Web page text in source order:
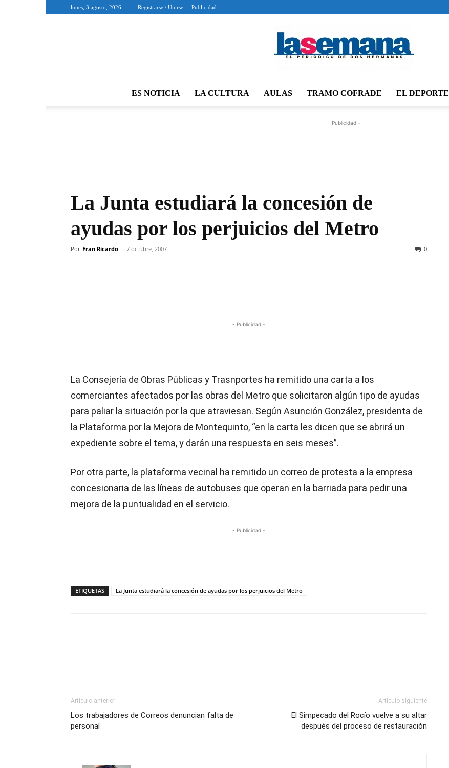
lunes, 3 agosto, 2026 Registrarse / Unirse Publicidad
Semana
ES NOTICIA LA CULTURA AULAS TRAMO COFRADE EL DEPORTE
- Publicidad -
La Junta estudiará la concesión de
ayudas por los perjuicios del Metro
Por Fran Ricardo - 7 octubre, 2007 0
- Publicidad -
La Consejería de Obras Públicas y Trasnportes ha remitido una carta a los
comerciantes afectados por las obras del Metro que solicitaron algún tipo de ayudas
para paliar la situación por la que atraviesan. Según Asunción González, presidenta de
la Plataforma por la Mejora de Montequinto, “en la carta les dicen que se abrirá un
expediente sobre el tema, y darán una respuesta en seis meses”.
Por otra parte, la plataforma vecinal ha remitido un correo de protesta a la empresa
concesionaria de las líneas de autobuses que operan en la barriada para pedir una
mejora de la puntualidad en el servicio.
- Publicidad -
ETIQUETAS La Junta estudiará la concesión de ayudas por los perjuicios del Metro
Artículo anterior
Los trabajadores de Correos denuncian falta de
personal
Artículo siguiente
El Simpecado del Rocío vuelve a su altar
después del proceso de restauración